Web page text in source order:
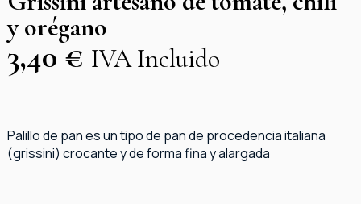
y orégano
3,40 € IVA Incluido
Palillo de pan es un tipo de pan de procedencia italiana
(grissini) crocante y de forma fina y alargada